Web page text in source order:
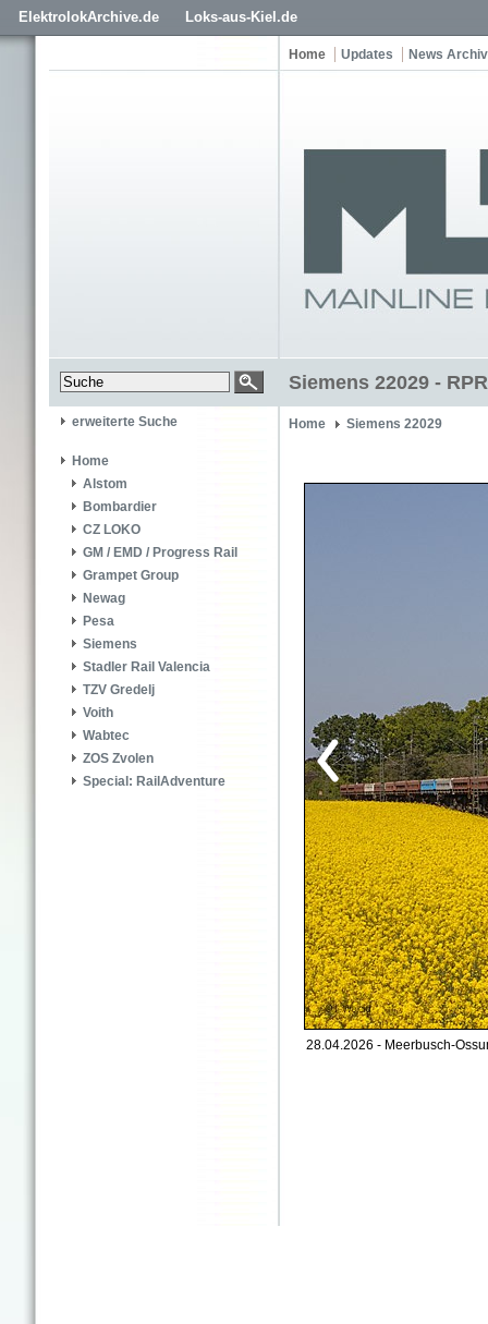
ElektrolokArchive.de Loks-aus-Kiel.de
Home Updates News Archiv
Siemens 22029 -
erweiterte Suche
Home
Alstom
Bombardier
CZ LOKO
GM / EMD / Progress Rail
Grampet Group
Newag
Pesa
Siemens
Stadler Rail Valencia
TZV Gredelj
Voith
Wabtec
ZOS Zvolen
Special: RailAdventure
Home Siemens 22029
28.04.2026 - Meerbusch-